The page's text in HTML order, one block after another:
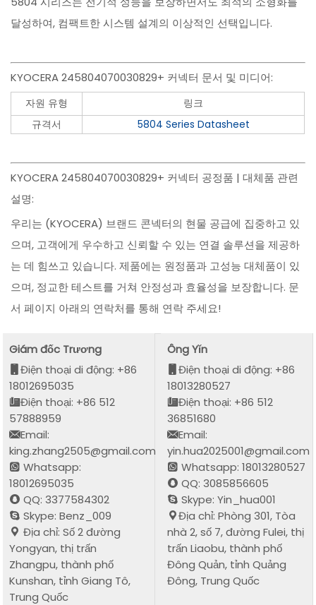
달성하여, 컴팩트한 시스템 설계의 이상적인 선택입니다.
KYOCERA 245804070030829+ 커넥터 문서 및 미디어:
자원 유형
링크
규격서
5804 Series Datasheet
KYOCERA 245804070030829+ 커넥터 공정품 | 대체품 관련
설명:
우리는 (KYOCERA) 브랜드 콘넥터의 현물 공급에 집중하고 있
으며, 고객에게 우수하고 신뢰할 수 있는 연결 솔루션을 제공하
는 데 힘쓰고 있습니다. 제품에는 원정품과 고성능 대체품이 있
으며, 정교한 테스트를 거쳐 안정성과 효율성을 보장합니다. 문
서 페이지 아래의 연락처를 통해 연락 주세요!
Giám đốc Trương
Điện thoại di động: +86
18012695035
Điện thoại: +86 512
57888959
Email:
king.zhang2505@gmail.com
Whatsapp:
18012695035
QQ: 3377584302
Skype: Benz_009
Địa chỉ: Số 2 đường
Yongyan, thị trấn
Zhangpu, thành phố
Kunshan, tỉnh Giang Tô,
Trung Quốc
Ông Yǐn
Điện thoại di động: +86
18013280527
Điện thoại: +86 512
36851680
Email:
yin.hua2025001@gmail.com
Whatsapp: 18013280527
QQ: 3085856605
Skype: Yin_hua001
Địa chỉ: Phòng 301, Tòa
nhà 2, số 7, đường Fulei, thị
trấn Liaobu, thành phố
Đông Quản, tỉnh Quảng
Đông, Trung Quốc